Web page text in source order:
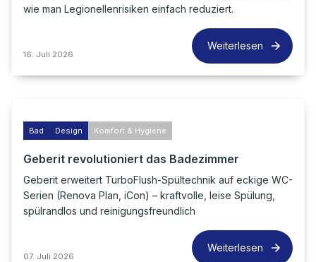
wie man Legionellenrisiken einfach reduziert.
16. Juli 2026
Weiterlesen
Bad Design Komfort & Hygiene
Geberit revolutioniert das Badezimmer
Geberit erweitert TurboFlush-Spültechnik auf eckige WC-
Serien (Renova Plan, iCon) – kraftvolle, leise Spülung,
spülrandlos und reinigungsfreundlich
07. Juli 2026
Weiterlesen